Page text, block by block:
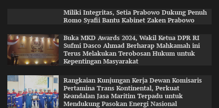
Miliki Integritas, Setia Prabowo Dukung Penuh
Romo Syafii Bantu Kabinet Zaken Prabowo
Buka MKD Awards 2024, Wakil Ketua DPR RI
Sufmi Dasco Ahmad Berharap Mahkamah ini
Terus Melakukan Terobosan Hukum untuk
Kepentingan Masyarakat
Rangkaian Kunjungan Kerja Dewan Komisaris
Pertamina Trans Kontinental, Perkuat
Keandalan Jasa Maritim Terpadu untuk
Mendukung Pasokan Energi Nasional